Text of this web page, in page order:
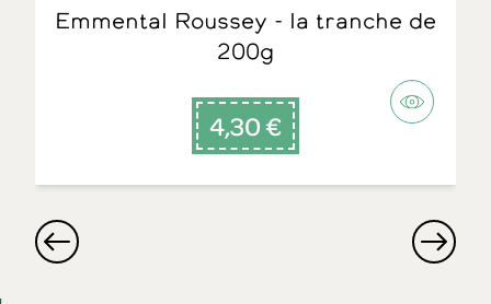
Emmental Roussey - la tranche de
200g
4,30 €